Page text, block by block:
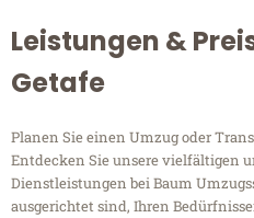
Leistungen &
Getafe
Planen Sie einen Umzug oder
Entdecken Sie unsere vielfältigen
Dienstleistungen bei Baum
ausgerichtet sind, Ihren